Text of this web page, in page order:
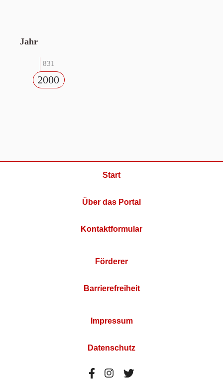
Jahr
831
2000
Start
Über das Portal
Kontaktformular
Förderer
Barrierefreiheit
Impressum
Datenschutz